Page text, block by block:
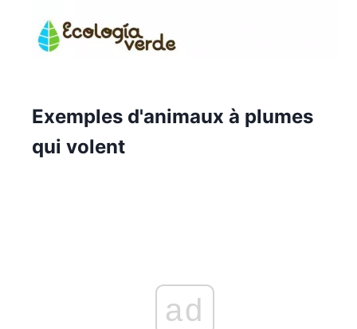
Exemples d'animaux à plumes
qui volent
ad